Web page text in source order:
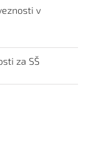
v
za SŠ